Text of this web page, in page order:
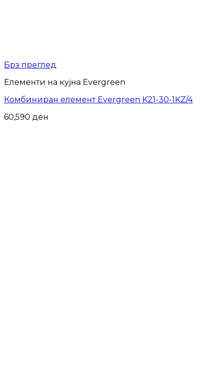
Брз преглед
Елементи на кујна Evergreen
Комбиниран елемент Evergreen K21-30-1KZ/4
60,590 ден